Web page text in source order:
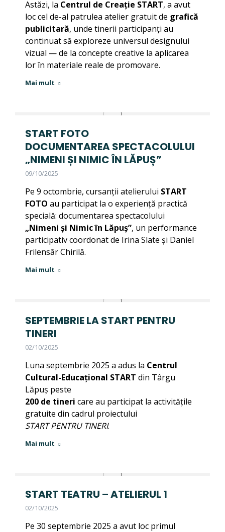
Astăzi, la Centrul de Creație START, a avut
loc cel de-al patrulea atelier gratuit de grafică
publicitară, unde tinerii participanți au
continuat să exploreze universul designului
vizual — de la concepte creative la aplicarea
lor în materiale reale de promovare.
Mai mult
START FOTO
DOCUMENTAREA SPECTACOLULUI
„NIMENI ȘI NIMIC ÎN LĂPUȘ”
09/10/2025
Pe 9 octombrie, cursanții atelierului START
FOTO au participat la o experiență practică
specială: documentarea spectacolului
„Nimeni și Nimic în Lăpuș”, un performance
participativ coordonat de Irina Slate și Daniel
Frilensăr Chirilă.
Mai mult
SEPTEMBRIE LA START PENTRU
TINERI
02/10/2025
Luna septembrie 2025 a adus la Centrul
Cultural-Educațional START din Târgu
Lăpuș peste
200 de tineri care au participat la activitățile
gratuite din cadrul proiectului
START PENTRU TINERI.
Mai mult
START TEATRU – ATELIERUL 1
02/10/2025
Pe 30 septembrie 2025 a avut loc primul